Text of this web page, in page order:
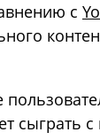
с
сыграть